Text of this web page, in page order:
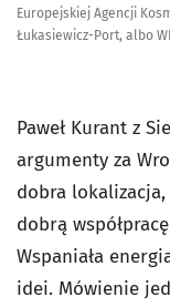
Europejskiej Agencji
Łukasiewicz-Port, albo
Paweł Kurant z
argumenty za
dobra
dobrą
Wspaniała
idei. Mówienie